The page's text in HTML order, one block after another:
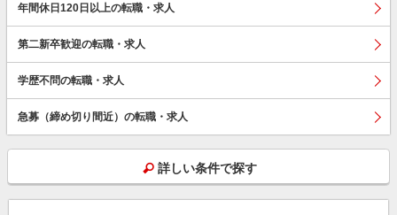
年間休日120日以上の転職・求人
第二新卒歓迎の転職・求人
学歴不問の転職・求人
急募（締め切り間近）の転職・求人
詳しい条件で探す